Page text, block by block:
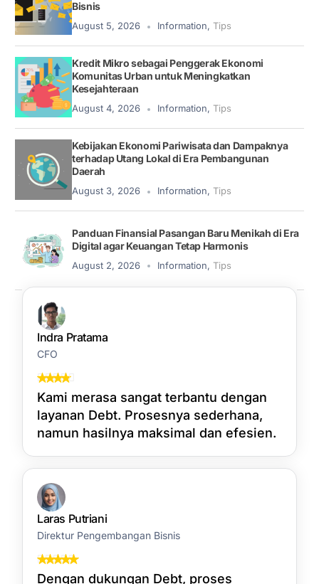
Bisnis
August 5, 2026 Information, Tips
Kredit Mikro sebagai Penggerak Ekonomi
Komunitas Urban untuk Meningkatkan
Kesejahteraan
August 4, 2026 Information, Tips
Kebijakan Ekonomi Pariwisata dan Dampaknya
terhadap Utang Lokal di Era Pembangunan
Daerah
August 3, 2026 Information, Tips
Panduan Finansial Pasangan Baru Menikah di Era
Digital agar Keuangan Tetap Harmonis
August 2, 2026 Information, Tips
Indra Pratama
CFO
Kami merasa sangat terbantu dengan
layanan Debt. Prosesnya sederhana,
namun hasilnya maksimal dan efesien.
Laras Putriani
Direktur Pengembangan Bisnis
Dengan dukungan Debt, proses